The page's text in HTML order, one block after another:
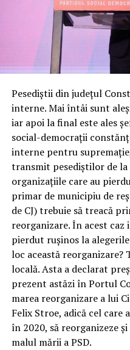
Pesediștii din județul
interne. Mai întâi sunt
iar apoi la final este ales
social-democrații
interne pentru
transmit pesediștilor de
organizațiile care au
primar de municipiu de
de CJ) trebuie să treacă
reorganizare. În acest caz
pierdut rușinos la
loc această reorganizare?
locală. Asta a declarat
prezent astăzi în Portul
marea reorganizare a lui
Felix Stroe, adică cel
în 2020, să reorganizeze
malul mării a PSD.